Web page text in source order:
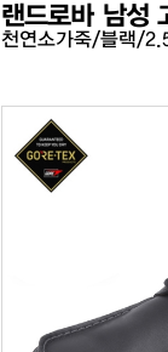
랜드로바 남성
천연소가죽/블랙/